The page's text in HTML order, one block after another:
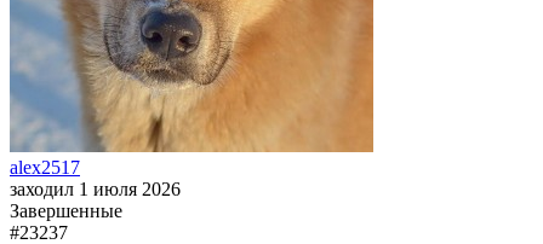
alex2517
заходил 1 июля 2026
Завершенные
#23237